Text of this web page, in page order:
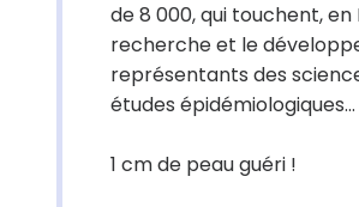
de 8 000, qui touchent,
recherche et le
représentants des
études épidémiologiques...
1 cm de peau guéri !